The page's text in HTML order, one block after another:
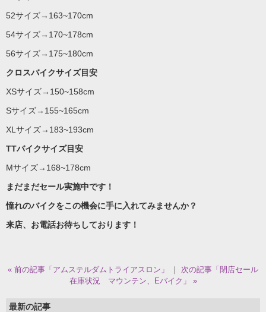
52サイズ→163~170cm
54サイズ→170~178cm
56サイズ→175~180cm
クロスバイクサイズ目安
XSサイズ→150~158cm
Sサイズ→155~165cm
XLサイズ→183~193cm
TTバイクサイズ目安
Mサイズ→168~178cm
まだまだセール実施中です！
憧れのバイクをこの機会に手に入れてみませんか？
来店、お電話お待ちしております！
« 前の記事「アムステルダムトライアスロン」 ｜ 次の記事「閉店セール
在庫状況 マウンテン、Eバイク」 »
最新の記事